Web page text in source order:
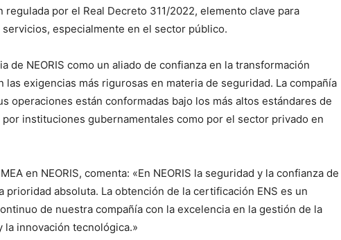
regulada por el Real Decreto 311/2022, elemento clave para
especialmente en el sector público.
de NEORIS como un aliado de confianza en la transformación
las exigencias más rigurosas en materia de seguridad. La compañía
operaciones están conformadas bajo los más altos estándares de
instituciones gubernamentales como por el sector privado en
en NEORIS, comenta: «En NEORIS la seguridad y la confianza de
absoluta. La obtención de la certificación ENS es un
de nuestra compañía con la excelencia en la gestión de la
la innovación tecnológica.»